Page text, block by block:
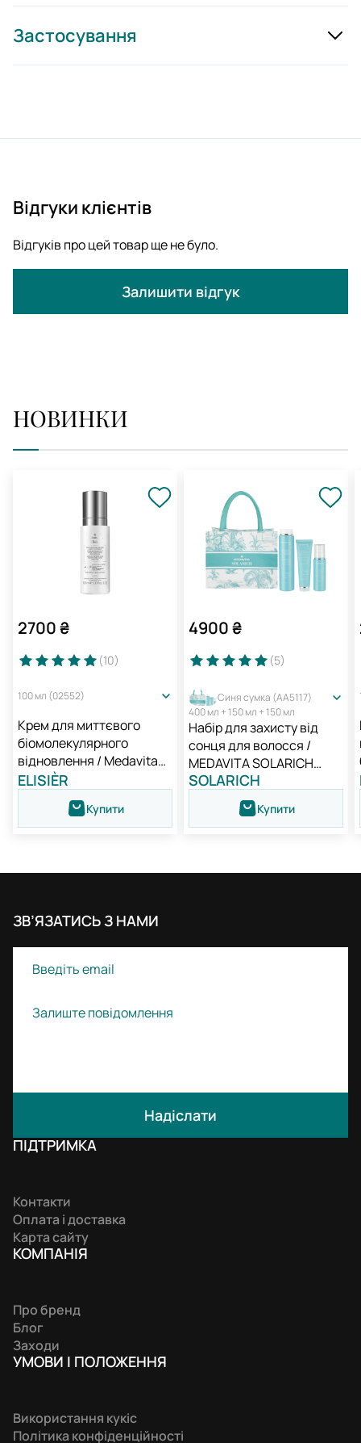
Застосування
Відгуки клієнтів
Відгуків про цей товар ще не було.
Залишити відгук
НОВИНКИ
2700₴
(10)
100 мл (02552)
Крем для миттєвого
біомолекулярного
відновлення / Medavita
Elisièr Instant Bond Repair
Leave-in Cream
ELISIÈR
Купити
4900₴
(5)
Синя сумка (AA5117)
400 мл + 150 мл + 150 мл
Набір для захисту від
сонця для волосся /
MEDAVITA SOLARICH
NEW
SOLARICH
Купити
ПІДТРИМКА
Контакти
Оплата і доставка
Карта сайту
КОМПАНIЯ
Про бренд
Блог
Заходи
УМОВИ І ПОЛОЖЕННЯ
Використання кукіс
Політика конфіденційності
ЗВ’ЯЗАТИСЬ З НАМИ
Надіслати